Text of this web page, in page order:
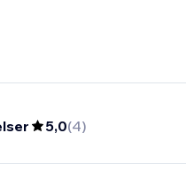
5,0(4)